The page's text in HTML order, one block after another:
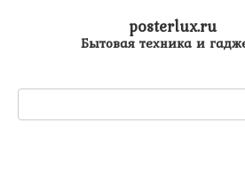
posterlux.ru
Бытовая техника и